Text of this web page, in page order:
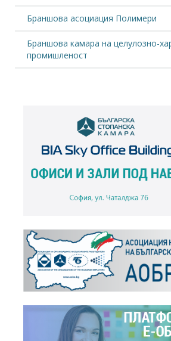
Браншова асоциация Полимери
Браншова камара на целулозно-
промишленост